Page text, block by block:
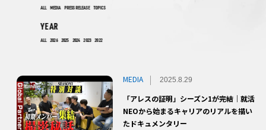
ALL MEDIA PRESS RELEASE TOPICS
YEAR
ALL 2026 2025 2024 2023 2022
MEDIA 2025.8.29
「アレスの証明」シーズン1が完結｜就活
NEOから始まるキャリアのリアルを描い
たドキュメンタリー